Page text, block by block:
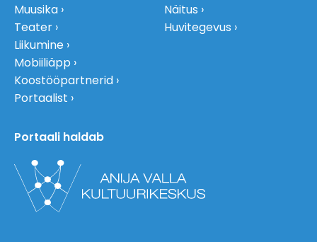
Muusika
Teater
Liikumine
Näitus
Huvitegevus
Mobiiliäpp
Koostööpartnerid
Portaalist
Portaali haldab